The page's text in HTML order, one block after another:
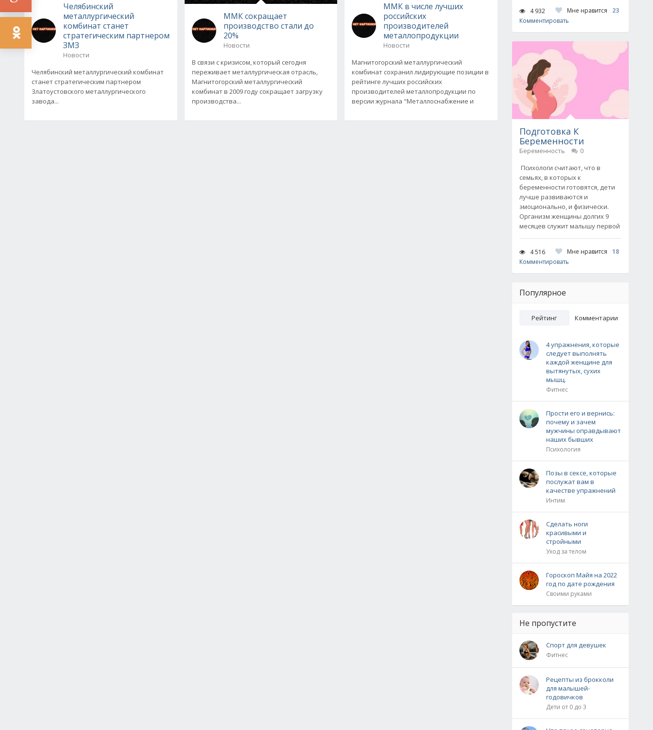
Челябинский
металлургический
комбинат станет
стратегическим партнером
ЗМЗ
Новости
Челябинский металлургический комбинат
станет стратегическим партнером
Златоустовского металлургического
завода...
ММК сокращает
производство стали до
20%
Новости
В связи с кризисом, который сегодня
переживает металлургическая отрасль,
Магнитогорский металлургический
комбинат в 2009 году сокращает загрузку
производства...
ММК в числе лучших
российских
производителей
металлопродукции
Новости
Магнитогорский металлургический
комбинат сохранил лидирующие позиции в
рейтинге лучших российских
производителей металлопродукции по
версии журнала "Металлоснабжение и
4 932 Мне нравится
23
Комментировать
Подготовка К
Беременности
Беременность
0
Психологи считают, что в
семьях, в которых к
беременности готовятся, дети
лучше развиваются и
эмоционально, и физически.
Организм женщины долгих 9
месяцев служит малышу первой
4 516 Мне нравится
18
Комментировать
Популярное
Рейтинг Комментарии
4 упражнения, которые
следует выполнять
каждой женщине для
вытянутых, сухих
мышц.
Фитнес
Прости его и вернись:
почему и зачем
мужчины оправдывают
наших бывших
Психология
Позы в сексе, которые
послужат вам в
качестве упражнений
Интим
Сделать ноги
красивыми и
стройными
Уход за телом
Гороскоп Майя на 2022
год по дате рождения
Своими руками
Не пропустите
Спорт для девушек
Фитнес
Рецепты из брокколи
для малышей-
годовичков
Дети от 0 до 3